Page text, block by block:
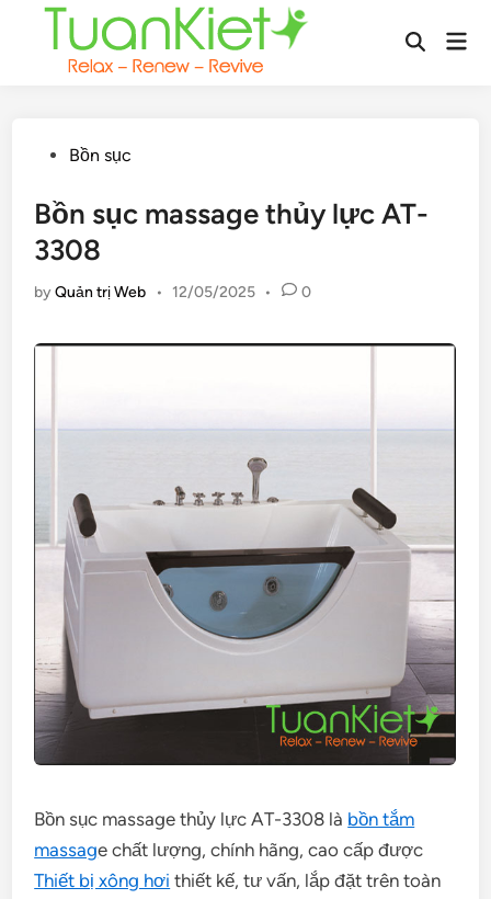
Open
PostedBồn sục
Bồn sục massage thủy lực AT-
3308
byQuản trị Web • 12/05/2025 • 0
Bồn sục massage thủy lực AT-3308 là bồn tắm
massage chất lượng, chính hãng, cao cấp được
Thiết bị xông hơi thiết kế, tư vấn, lắp đặt trên toàn